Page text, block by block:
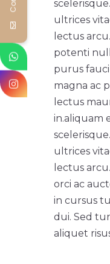
ultrices
lectus
potenti
purus
magna ac
lectus
in.aliquam
ultrices
lectus arcu.
orci ac
in cursus
dui. Sed
aliquet